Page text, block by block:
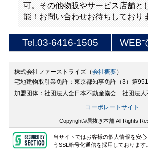
可。その他物販やサービス店舗と
能！お問い合わせお待ちしており
Tel.03-6416-1505 WEB
株式会社ファーストライズ（会社概要）
宅地建物取引業免許：東京都知事免許（3）第
加盟団体：社団法人全日本不動産協会 社団法人
コーポレートサイト
Copyright©居抜き本舗 All Rights
当サイトではお客様の個人情報を安心
うSSL暗号化通信を採用しております。